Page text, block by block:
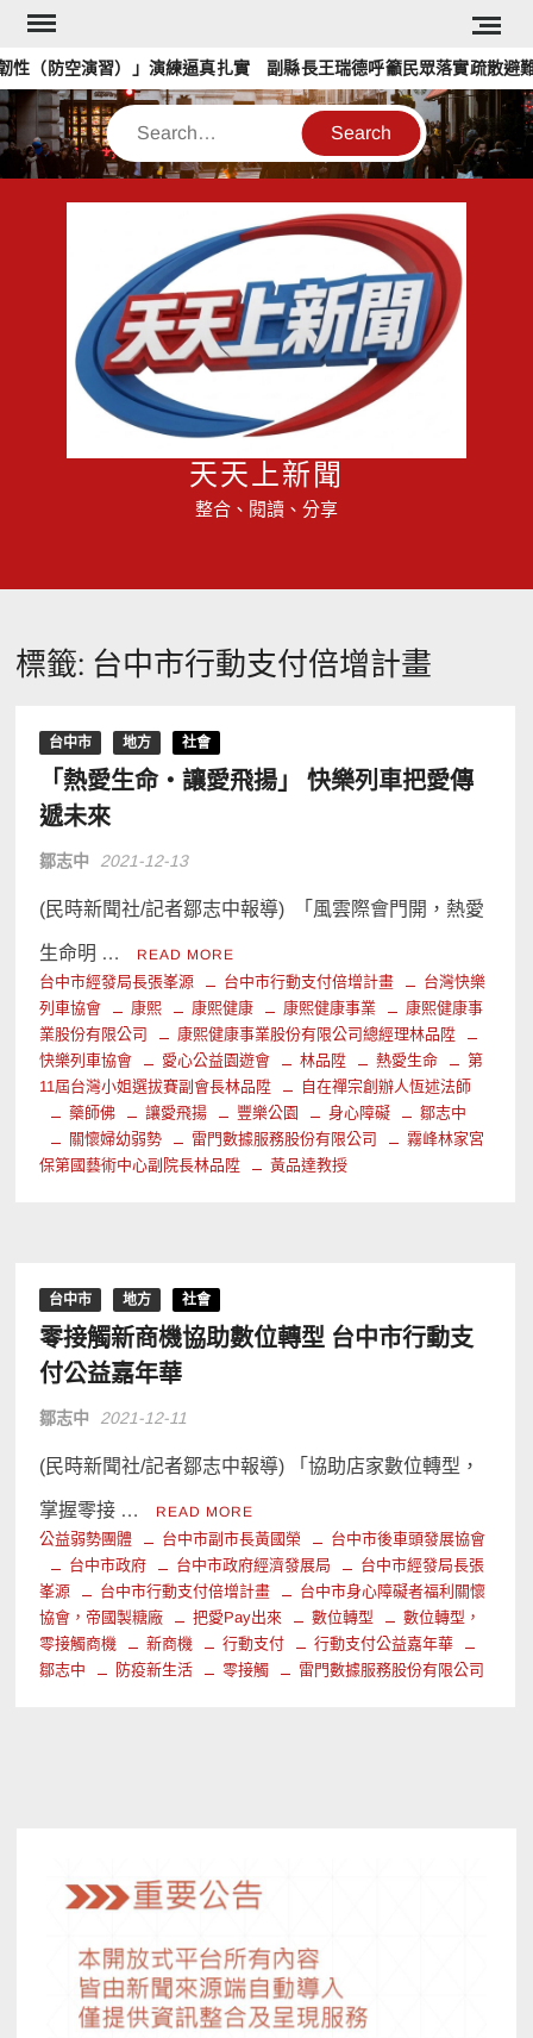
Skip
content
（防空演習）」演練逼真扎實 副縣長王瑞德呼籲民眾落實疏散避難
Search
天天上新聞
整合、閱讀、分享
標籤: 台中市行動支付倍增計畫
台中市 地方 社會
「熱愛生命‧讓愛飛揚」 快樂列車把愛傳
遞未來
鄒志中 2021-12-13
(民時新聞社/記者鄒志中報導) 「風雲際會門開，熱愛
生命明 … READ MORE
台中市經發局長張峯源 台中市行動支付倍增計畫
台灣快樂
列車協會
康熙 康熙健康 康熙健康事業
康熙健康事
業股份有限公司
康熙健康事業股份有限公司總經理林品陞
快樂列車協會
愛心公益園遊會 林品陞 熱愛生命
第
11屆台灣小姐選拔賽副會長林品陞
自在禪宗創辦人恆述法師
藥師佛
讓愛飛揚 豐樂公園 身心障礙
鄒志中
關懷婦幼弱勢
雷門數據服務股份有限公司
霧峰林家宮
保第國藝術中心副院長林品陞
黃品達教授
台中市 地方 社會
零接觸新商機協助數位轉型 台中市行動支
付公益嘉年華
鄒志中 2021-12-11
(民時新聞社/記者鄒志中報導) 「協助店家數位轉型，
掌握零接 … READ MORE
公益弱勢團體 台中市副市長黃國榮
台中市後車頭發展協會
台中市政府
台中市政府經濟發展局
台中市經發局長張
峯源
台中市行動支付倍增計畫
台中市身心障礙者福利關懷
協會，帝國製糖廠
把愛Pay出來 數位轉型
數位轉型，
零接觸商機
新商機 行動支付
行動支付公益嘉年華
鄒志中
防疫新生活 零接觸 雷門數據服務股份有限公司